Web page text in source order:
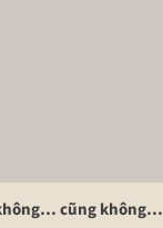
cũng không…